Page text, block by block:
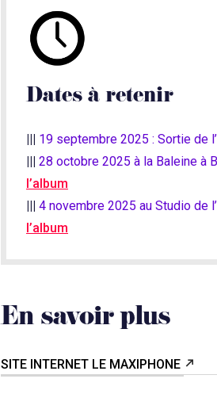
Dates à retenir
||| 19 septembre 2025 : Sortie de
||| 28 octobre 2025 à la Baleine à
l’album
||| 4 novembre 2025 au Studio de
l’album
En savoir plus
SITE INTERNET LE MAXIPHONE